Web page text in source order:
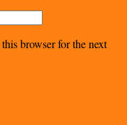
browser for the next